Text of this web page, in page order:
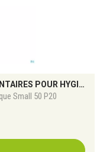
DEPROPHAR : ACCESSOIRES INTERDENTAIRES POUR HYGIÈNE BUCCO-DENTAIRE
Small 50 P20